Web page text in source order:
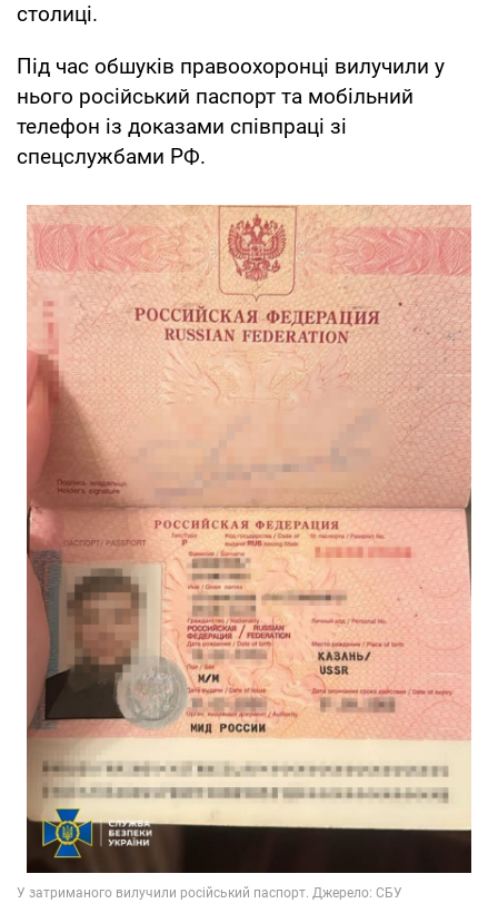
столиці.
Під час обшуків правоохоронці вилучили у
нього російський паспорт та мобільний
телефон із доказами співпраці зі
спецслужбами РФ.